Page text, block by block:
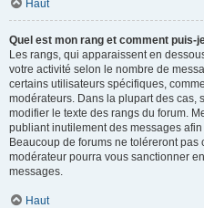
Haut
Quel est mon rang et comment puis-
Les rangs, qui apparaissent en
votre activité selon le nombre de
certains utilisateurs spécifiques,
modérateurs. Dans la plupart des cas,
modifier le texte des rangs du forum.
publiant inutilement des messages
Beaucoup de forums ne toléreront
modérateur pourra vous sanctionner
messages.
Haut